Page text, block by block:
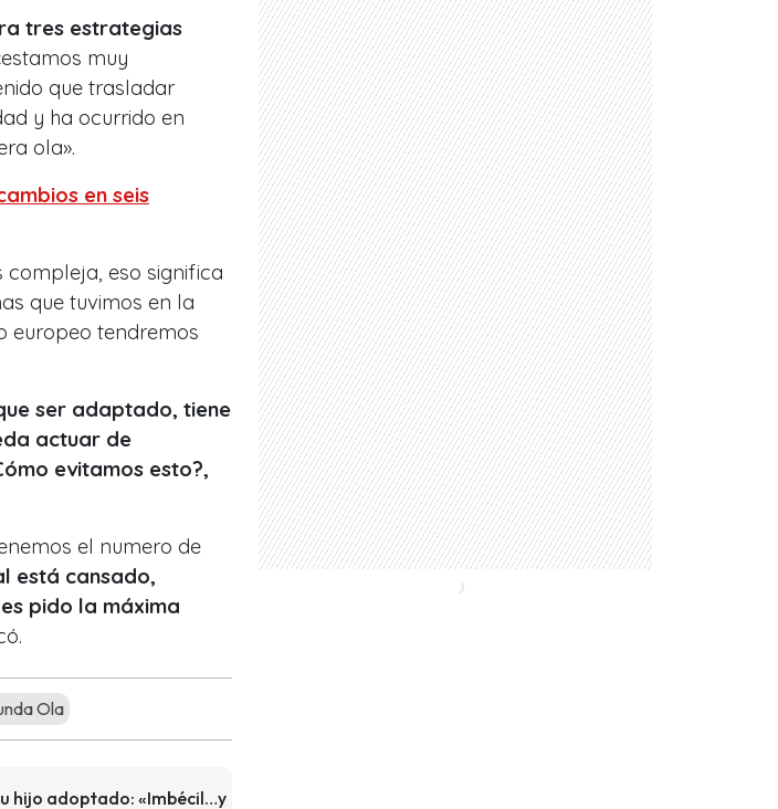
tres estrategias
muy
que trasladar
y ha ocurrido en
ola».
en seis
compleja, eso significa
que tuvimos en la
europeo tendremos
ser adaptado, tiene
actuar de
evitamos esto?,
el numero de
está cansado,
pido la máxima
Ola
hijo adoptado: «Imbécil…y